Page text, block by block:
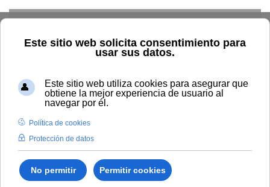
Home La UNIA TOUNIA Personal
Anuncio relativo a
la Resolución Rectoral 107/2026 que aprueba el listado definitivo
vacantes por el sistema de concurso general.
Anuncio relativo a la Resolución